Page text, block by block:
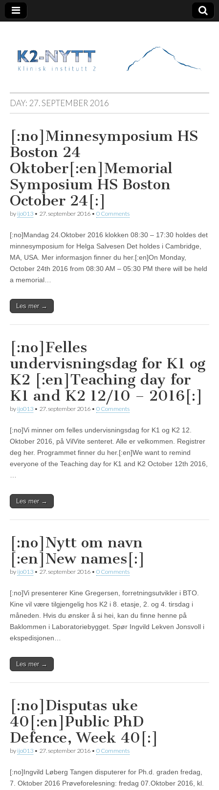
K2 Nytt
DAY: 27. SEPTEMBER 2016
[:no]Minnesymposium HS
Boston 24
Oktober[:en]Memorial
Symposium HS Boston
October 24[:]
by ijo013 • 27. september 2016 • 0 Comments
[:no]Mandag 24.Oktober 2016 klokken 08:30 – 17:30 holdes det
minnesymposium for Helga Salvesen Det holdes i Cambridge,
MA, USA. Mer informasjon finner du her.[:en]On Monday,
October 24th 2016 from 08:30 AM – 05:30 PM there will be held
a memorial…
Les mer →
[:no]Felles
undervisningsdag for K1 og
K2 [:en]Teaching day for
K1 and K2 12/10 – 2016[:]
by ijo013 • 27. september 2016 • 0 Comments
[:no]Vi minner om felles undervisningsdag for K1 og K2 12.
Oktober 2016, på VilVite senteret. Alle er velkommen. Registrer
deg her. Programmet finner du her.[:en]We want to remind
everyone of the Teaching day for K1 and K2 October 12th 2016,
…
Les mer →
[:no]Nytt om navn
[:en]New names[:]
by ijo013 • 27. september 2016 • 0 Comments
[:no]Vi presenterer Kine Gregersen, forretningsutvikler i BTO.
Kine vil være tilgjengelig hos K2 i 8. etasje, 2. og 4. tirsdag i
måneden. Hvis du ønsker å si hei, kan du finne henne på
Baklommen i Laboratoriebygget. Spør Ingvild Lekven Jonsvoll i
ekspedisjonen…
Les mer →
[:no]Disputas uke
40[:en]Public PhD
Defence, Week 40[:]
by ijo013 • 27. september 2016 • 0 Comments
[:no]Ingvild Løberg Tangen disputerer for Ph.d. graden fredag,
7. Oktober 2016 Prøveforelesning: fredag 07.Oktober 2016, kl.